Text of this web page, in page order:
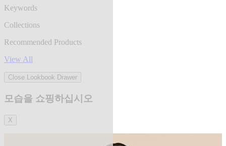
Keywords
Collections
Recommended Products
View All
Close Lookbook Drawer
모습을 쇼핑하십시오
X